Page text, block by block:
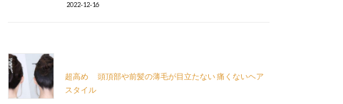
2022-12-16
超高め 頭頂部や前髪の薄毛が目立たない 痛くないヘア
スタイル